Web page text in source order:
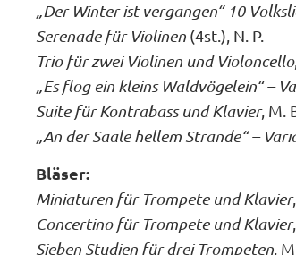
„Der Winter ist vergangen“ 10
Serenade für Violinen (4st.), N. P.
Trio für zwei Violinen und Violoncello
„Es flog ein kleins Waldvögelein“ –
Suite für Kontrabass und Klavier, M.
„An der Saale hellem Strande“ –
Bläser:
Miniaturen für Trompete und Klavier
Concertino für Trompete und Klavier
Sieben Studien für drei Trompeten,